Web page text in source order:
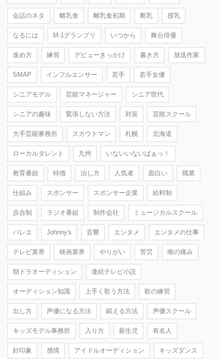
会話のネタ 離乳食 離乳食初期 断乳 授乳
なるには M-1グランプリ いつから 舞台俳優
進め方 練習 デビューきっかけ 書き方 放送作家
SMAP インフルエンサー 若手 若手女優
シニアモデル 芸能マネージャー シニア世代
シニアの趣味 緊張しない方法 対策 芸能スクール
大手芸能事務所 スカウトマン 札幌 北海道
ローカルタレント 九州 いないいないばぁっ！
教育番組 特徴 治し方 人気者 面白い 職業
仕組み スポンサー スポンサー企業 給料制
歩合制 ラジオ番組 制作会社 ミュージカルスクール
バレエ Johnny's 音響 エンタメ エンタメの仕事
テレビ業界 映画業界 やりがい 苦労 喉の痛み
朝ドラオーディション 連続テレビ小説
オーディション知識 上手く歌う方法 歌の練習
出し方 声優になる方法 鍛える方法 声優スクール
キッズモデル事務所 入り方 新生児 有名人
好印象 感情 アイドルオーディション キッズダンス